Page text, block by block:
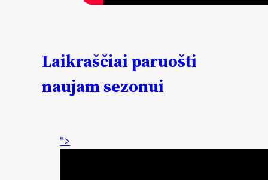
Laikraščiai paruošti
naujam sezonui
">